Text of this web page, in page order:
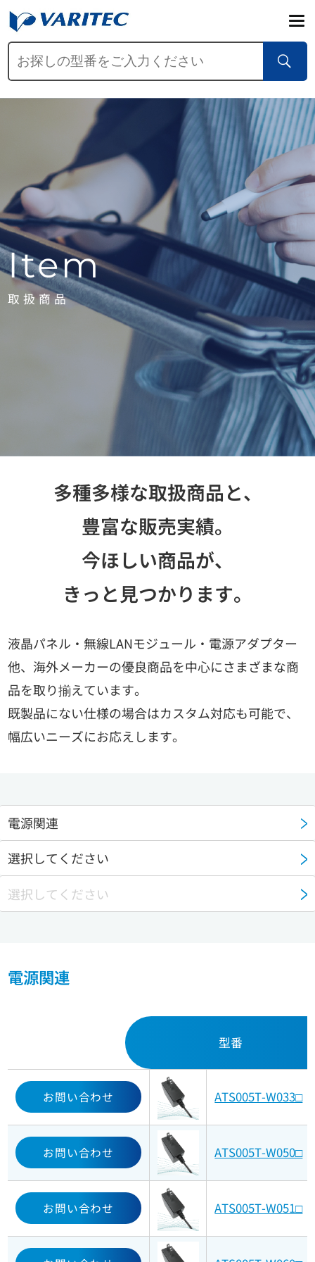
Item
取扱商品
多種多様な取扱商品と、
豊富な販売実績。
今ほしい商品が、
きっと見つかります。
液晶パネル・無線LANモジュール・電源アダプター
他、海外メーカーの優良商品を中心にさまざまな商
品を取り揃えています。
既製品にない仕様の場合はカスタム対応も可能で、
幅広いニーズにお応えします。
電源関連
選択してください
選択してください
電源関連
型番
お問い合わせ ATS005T-W033□
お問い合わせ ATS005T-W050□
お問い合わせ ATS005T-W051□
お問い合わせ